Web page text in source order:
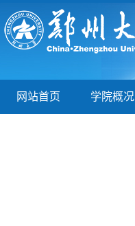
网站首页 学院概况